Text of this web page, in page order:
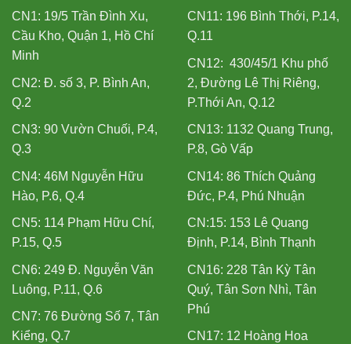
CN1: 19/5 Trần Đình Xu,
Cầu Kho, Quận 1, Hồ Chí
Minh
CN2: Đ. số 3, P. Bình An,
Q.2
CN3: 90 Vườn Chuối, P.4,
Q.3
CN4: 46M Nguyễn Hữu
Hào, P.6, Q.4
CN5: 114 Phạm Hữu Chí,
P.15, Q.5
CN6: 249 Đ. Nguyễn Văn
Luông, P.11, Q.6
CN7: 76 Đường Số 7, Tân
Kiểng, Q.7
CN11: 196 Bình Thới, P.14,
Q.11
CN12: 430/45/1 Khu phố
2, Đường Lê Thị Riêng,
P.Thới An, Q.12
CN13: 1132 Quang Trung,
P.8, Gò Vấp
CN14: 86 Thích Quảng
Đức, P.4, Phú Nhuận
CN:15: 153 Lê Quang
Định, P.14, Bình Thạnh
CN16: 228 Tân Kỳ Tân
Quý, Tân Sơn Nhì, Tân
Phú
CN17: 12 Hoàng Hoa